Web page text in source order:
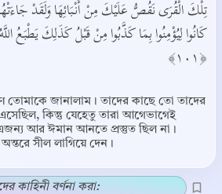
تِلْكَ الْقُرَى نَقُصُّ عَلَيْكَ مِنْ أَنْبَائِهَا وَلَقَدْ
كَانُوا لِيُؤْمِنُوا بِمَا كَذَّبُوا مِنْ قَبْلُ كَذَلِكَ يَطْبَعُ
﴿١٠١﴾
জানালাম। তাদের কাছে তো তাদের
কিন্তু যেহেতু তারা আগেভাগেই
এজন্য আর ঈমান আনতে প্রস্তুত ছিল না।
সীল লাগিয়ে দেন।
কাহিনী বর্ণনা করা: